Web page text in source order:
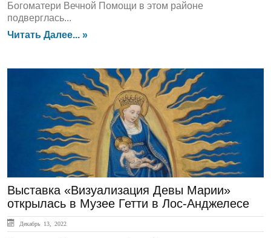
Богоматери Вечной Помощи в этом районе
подверглась...
Читать Далее... »
Культура
Выставка «Визуализация Девы Марии»
открылась в Музее Гетти в Лос-Анджелесе
Декабрь 13, 2022